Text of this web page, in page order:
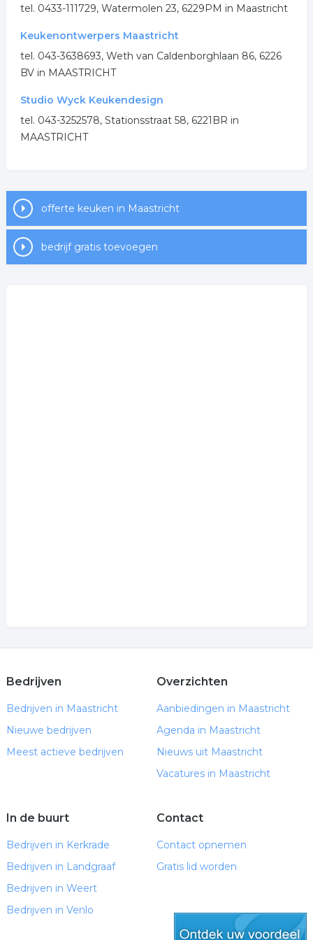
.tel. 0433-111729, Watermolen 23, 6229PM in Maastricht
Keukenontwerpers Maastricht
tel. 043-3638693, Weth van Caldenborghlaan 86, 6226
BV in MAASTRICHT
Studio Wyck Keukendesign
tel. 043-3252578, Stationsstraat 58, 6221BR in
MAASTRICHT
offerte keuken in Maastricht
bedrijf gratis toevoegen
Bedrijven
Bedrijven in Maastricht
Nieuwe bedrijven
Meest actieve bedrijven
Overzichten
Aanbiedingen in Maastricht
Agenda in Maastricht
Nieuws uit Maastricht
Vacatures in Maastricht
In de buurt
Bedrijven in Kerkrade
Bedrijven in Landgraaf
Bedrijven in Weert
Bedrijven in Venlo
Contact
Contact opnemen
Gratis lid worden